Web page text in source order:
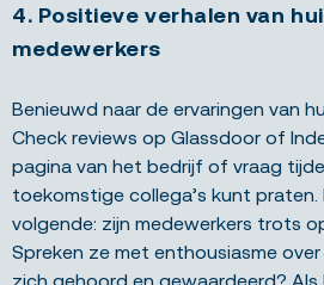
4. Positieve verhalen van
medewerkers
Benieuwd naar de ervaringen van
Check reviews op Glassdoor of
pagina van het bedrijf of vraag
toekomstige collega’s kunt
volgende: zijn medewerkers trots
Spreken ze met enthousiasme
zich gehoord en gewaardeerd?